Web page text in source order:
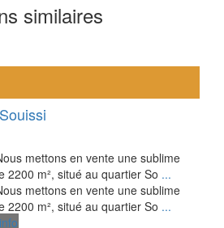
similaires
mettons en vente une sublime
2200 m², situé au quartier So ...
mettons en vente une sublime
2200 m², situé au quartier So ...